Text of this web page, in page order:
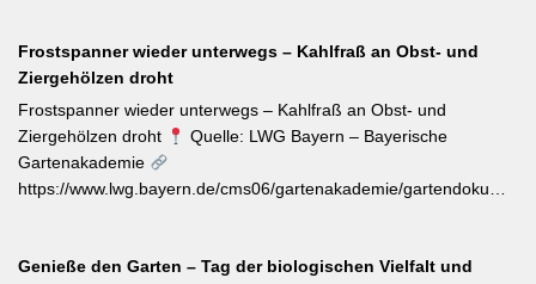
dem Boden — konsequent entfernt werden, da sie die veredelte
Sorte verdrängen. Kletterrosen wie ‚Sympathie‘ müssen neues
Riebtentrieb durch Anbinden in die gewünschte Richtung geleitet
werden. Ab Ende Juni ist die Hochblüte zudem die beste Zeit für
Veredelungen: robuste Sorten lassen sich jetzt mit jungen
Unterlagen zusammenbringen. Eine schnell wirkende
Spätsommer.
Frostspanner wieder unterwegs – Kahlfraß an Obst- und
Ziergehölzen droht
Frostspanner wieder unterwegs – Kahlfraß an Obst- und
Ziergehölzen droht
Quelle: LWG Bayern – Bayerische
Gartenakademie
https://www.lwg.bayern.de/cms06/gartenakademie/
Apfelbäumen, Rosen, Ahorn und Hartriegel. Die charakteristisch
Genieße den Garten – Tag der biologischen Vielfalt und